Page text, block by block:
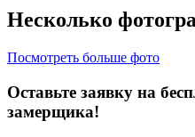
Несколько
Посмотреть больше фото
Оставьте заявку на
замерщика!